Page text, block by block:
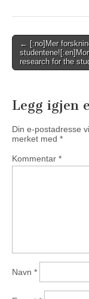
Post
navigation
← [:no]Mer
research for the
Legg igjen
Din e-postadresse
merket med *
Kommentar *
Navn *